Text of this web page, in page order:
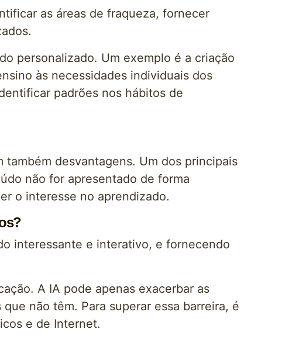
as áreas de fraqueza, fornecer
personalizado. Um exemplo é a criação
às necessidades individuais dos
padrões nos hábitos de
desvantagens. Um dos principais
não for apresentado de forma
o interesse no aprendizado.
interessante e interativo, e fornecendo
A IA pode apenas exacerbar as
não têm. Para superar essa barreira, é
e de Internet.